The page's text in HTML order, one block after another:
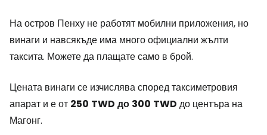
На остров Пенху не работят мобилни приложения, но
винаги и навсякъде има много официални жълти
таксита. Можете да плащате само в брой.
Цената винаги се изчислява според таксиметровия
апарат и е от 250 TWD до 300 TWD до центъра на
Магонг.